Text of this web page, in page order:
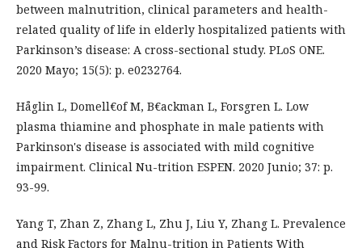
between malnutrition, clinical parameters and health-
related quality of life in elderly hospitalized patients with
Parkinson’s disease: A cross-sectional study. PLoS ONE.
2020 Mayo; 15(5): p. e0232764.
Håglin L, Domell€of M, B€ackman L, Forsgren L. Low
plasma thiamine and phosphate in male patients with
Parkinson's disease is associated with mild cognitive
impairment. Clinical Nu-trition ESPEN. 2020 Junio; 37: p.
93-99.
Yang T, Zhan Z, Zhang L, Zhu J, Liu Y, Zhang L. Prevalence
and Risk Factors for Malnu-trition in Patients With